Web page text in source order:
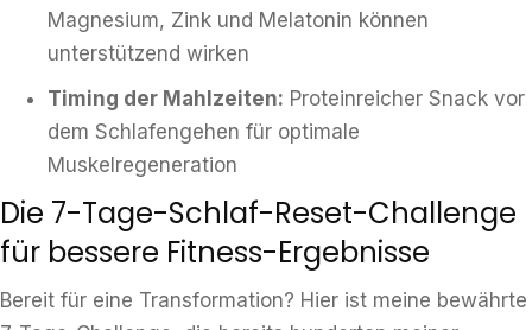
Magnesium, Zink und Melatonin können
unterstützend wirken
Timing der Mahlzeiten: Proteinreicher Snack vor
dem Schlafengehen für optimale
Muskelregeneration
Die 7-Tage-Schlaf-Reset-Challenge
für bessere Fitness-Ergebnisse
Bereit für eine Transformation? Hier ist meine bewährte